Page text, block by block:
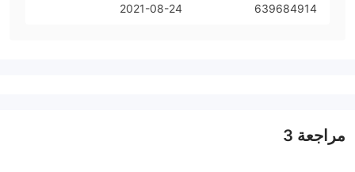
639684914
2021-08-24
مراجعة